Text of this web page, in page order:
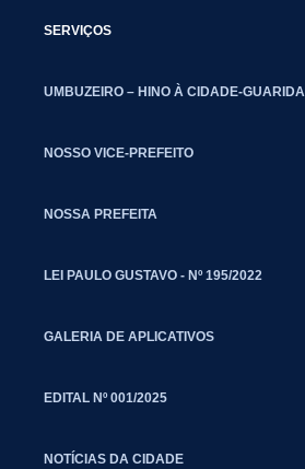
SERVIÇOS
UMBUZEIRO – HINO À CIDADE-GUARIDA
NOSSO VICE-PREFEITO
NOSSA PREFEITA
LEI PAULO GUSTAVO - Nº 195/2022
GALERIA DE APLICATIVOS
EDITAL Nº 001/2025
NOTÍCIAS DA CIDADE